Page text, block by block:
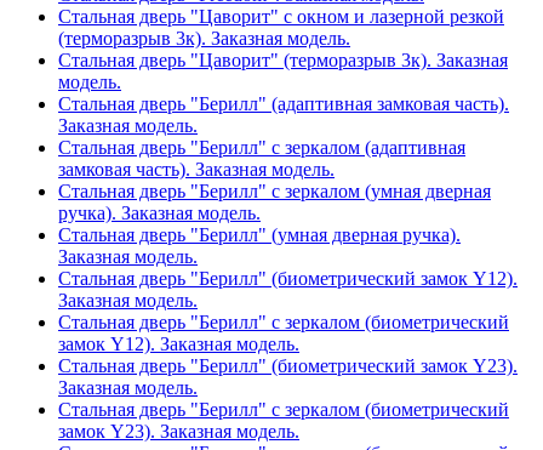
Стальная дверь "Цаворит" с окном и лазерной резкой
(терморазрыв 3к). Заказная модель.
Стальная дверь "Цаворит" (терморазрыв 3к). Заказная
модель.
Стальная дверь "Берилл" (адаптивная замковая часть).
Заказная модель.
Стальная дверь "Берилл" с зеркалом (адаптивная
замковая часть). Заказная модель.
Стальная дверь "Берилл" с зеркалом (умная дверная
ручка). Заказная модель.
Стальная дверь "Берилл" (умная дверная ручка).
Заказная модель.
Стальная дверь "Берилл" (биометрический замок Y12).
Заказная модель.
Стальная дверь "Берилл" с зеркалом (биометрический
замок Y12). Заказная модель.
Стальная дверь "Берилл" (биометрический замок Y23).
Заказная модель.
Стальная дверь "Берилл" с зеркалом (биометрический
замок Y23). Заказная модель.